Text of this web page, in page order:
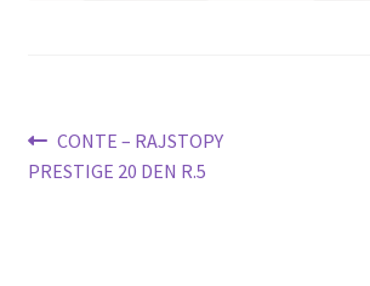
Nawigacja
wpisu
Poprzedni
wpis:
CONTE – RAJSTOPY
PRESTIGE 20 DEN R.5